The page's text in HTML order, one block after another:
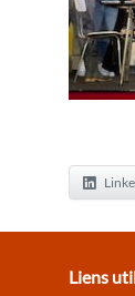
Liens